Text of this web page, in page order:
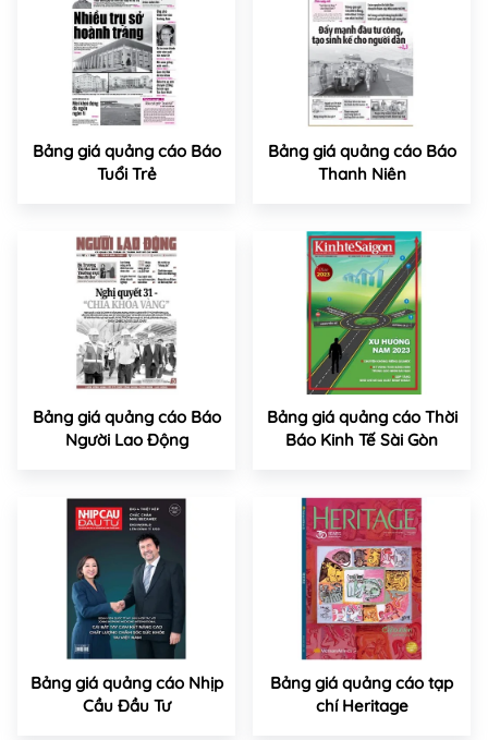
Bảng giá quảng cáo Báo
Tuổi Trẻ
Bảng giá quảng cáo Báo
Thanh Niên
Bảng giá quảng cáo Báo
Người Lao Động
Bảng giá quảng cáo Thời
Báo Kinh Tế Sài Gòn
Bảng giá quảng cáo Nhịp
Cầu Đầu Tư
Bảng giá quảng cáo tạp
chí Heritage